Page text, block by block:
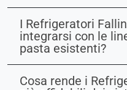
I Refrigeratori
integrarsi con le
pasta esistenti?
Cosa rende i